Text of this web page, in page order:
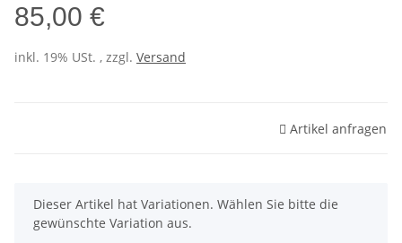
85,00 €
inkl. 19% USt. , zzgl. Versand
Artikel anfragen
x
Dieser Artikel hat Variationen. Wählen Sie bitte die
gewünschte Variation aus.